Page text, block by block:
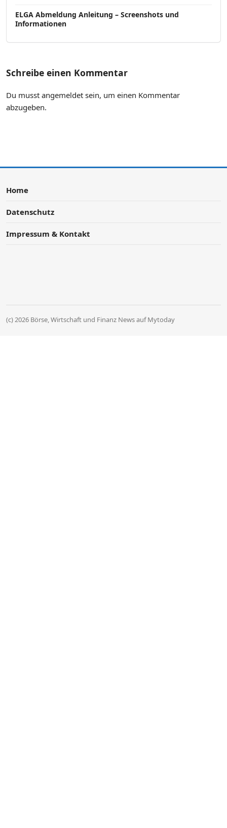
ELGA Abmeldung Anleitung – Screenshots und
Informationen
Schreibe einen Kommentar
Du musst angemeldet sein, um einen Kommentar
abzugeben.
Home
Datenschutz
Impressum & Kontakt
(c) 2026 Börse, Wirtschaft und Finanz News auf Mytoday